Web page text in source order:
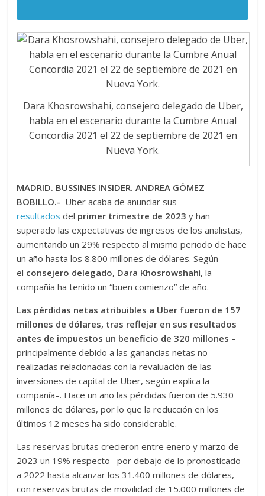
Dara Khosrowshahi, consejero delegado de Uber,
habla en el escenario durante la Cumbre Anual
Concordia 2021 el 22 de septiembre de 2021 en
Nueva York.
MADRID. BUSSINES INSIDER. ANDREA GÓMEZ
BOBILLO.- Uber acaba de anunciar sus
resultados del primer trimestre de 2023 y han
superado las expectativas de ingresos de los analistas,
aumentando un 29% respecto al mismo periodo de hace
un año hasta los 8.800 millones de dólares. Según
el consejero delegado, Dara Khosrowshahi, la
compañía ha tenido un “buen comienzo” de año.
Las pérdidas netas atribuibles a Uber fueron de 157
millones de dólares, tras reflejar en sus resultados
antes de impuestos un beneficio de 320 millones –
principalmente debido a las ganancias netas no
realizadas relacionadas con la revaluación de las
inversiones de capital de Uber, según explica la
compañía–. Hace un año las pérdidas fueron de 5.930
millones de dólares, por lo que la reducción en los
últimos 12 meses ha sido considerable.
Las reservas brutas crecieron entre enero y marzo de
2023 un 19% respecto –por debajo de lo pronosticado–
a 2022 hasta alcanzar los 31.400 millones de dólares,
con reservas brutas de movilidad de 15.000 millones de